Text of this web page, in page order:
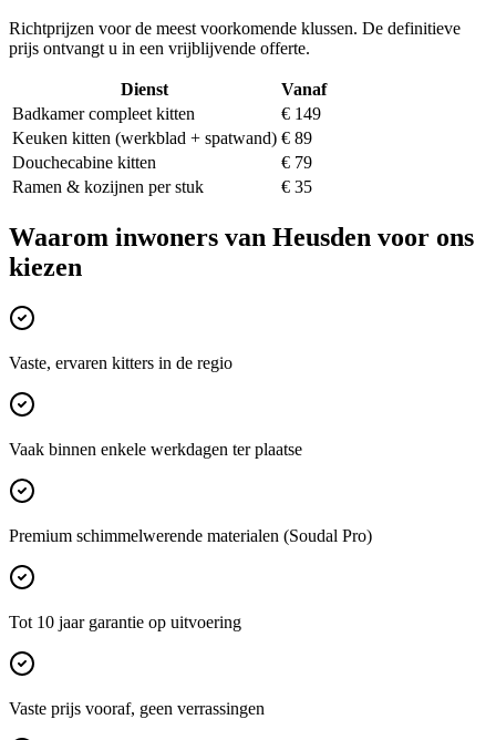
Richtprijzen voor de meest voorkomende klussen. De definitieve
prijs ontvangt u in een vrijblijvende offerte.
Dienst
Vanaf
Badkamer compleet kitten
€ 149
Keuken kitten (werkblad + spatwand) € 89
Douchecabine kitten
€ 79
Ramen & kozijnen per stuk
€ 35
Waarom inwoners van Heusden voor ons
kiezen
Vaste, ervaren kitters in de regio
Vaak binnen enkele werkdagen ter plaatse
Premium schimmelwerende materialen (Soudal Pro)
Tot 10 jaar garantie op uitvoering
Vaste prijs vooraf, geen verrassingen